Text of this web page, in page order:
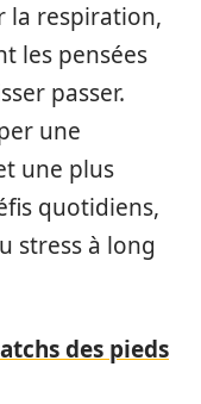
la respiration,
les pensées
passer.
une
une plus
quotidiens,
stress à long
des pieds